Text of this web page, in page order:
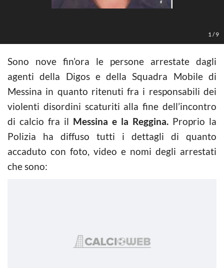
1 /9
Sono nove fin’ora le persone arrestate dagli
agenti della Digos e della Squadra Mobile di
Messina in quanto ritenuti fra i responsabili dei
violenti disordini scaturiti alla fine dell’incontro
di calcio fra il Messina e la Reggina. Proprio la
Polizia ha diffuso tutti i dettagli di quanto
accaduto con foto, video e nomi degli arrestati
che sono: